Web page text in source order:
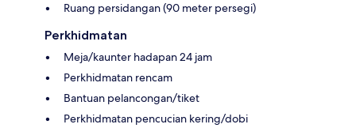
Ruang persidangan (90 meter persegi)
Perkhidmatan
Meja/kaunter hadapan 24 jam
Perkhidmatan rencam
Bantuan pelancongan/tiket
Perkhidmatan pencucian kering/dobi